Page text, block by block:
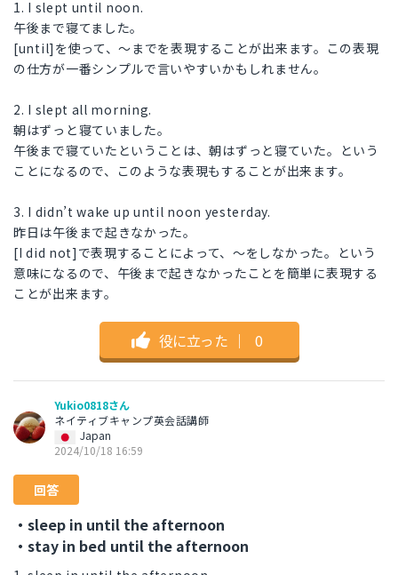
1. I slept until noon.
午後まで寝てました。
[until]を使って、〜までを表現することが出来ます。この表現
の仕方が一番シンプルで言いやすいかもしれません。
2. I slept all morning.
朝はずっと寝ていました。
午後まで寝ていたということは、朝はずっと寝ていた。という
ことになるので、このような表現もすることが出来ます。
3. I didn’t wake up until noon yesterday.
昨日は午後まで起きなかった。
[I did not]で表現することによって、～をしなかった。という
意味になるので、午後まで起きなかったことを簡単に表現する
ことが出来ます。
役に立った ｜ 0
Yukio0818さん
ネイティブキャンプ英会話講師
Japan
2024/10/18 16:59
回答
・sleep in until the afternoon
・stay in bed until the afternoon